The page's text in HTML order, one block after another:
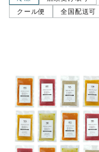
クール便
全国配送可